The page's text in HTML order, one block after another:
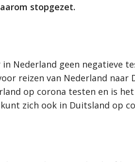
stopgezet.
Nederland geen negatieve
reizen van Nederland naar
op corona testen en is het
zich ook in Duitsland op